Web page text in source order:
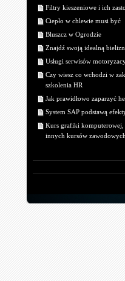
Filtry kieszeniowe i ich
Ciepło w chlewie musi być
Bluszcz w Ogrodzie
Znajdź swoją idealną
Usługi serwisów
Czy wiesz co wchodzi w
szkolenia HR
Jak prawidłowo zaparzyć
System SAP podstawą
Kurs grafiki komputerowej,
innych kursów zawodowych